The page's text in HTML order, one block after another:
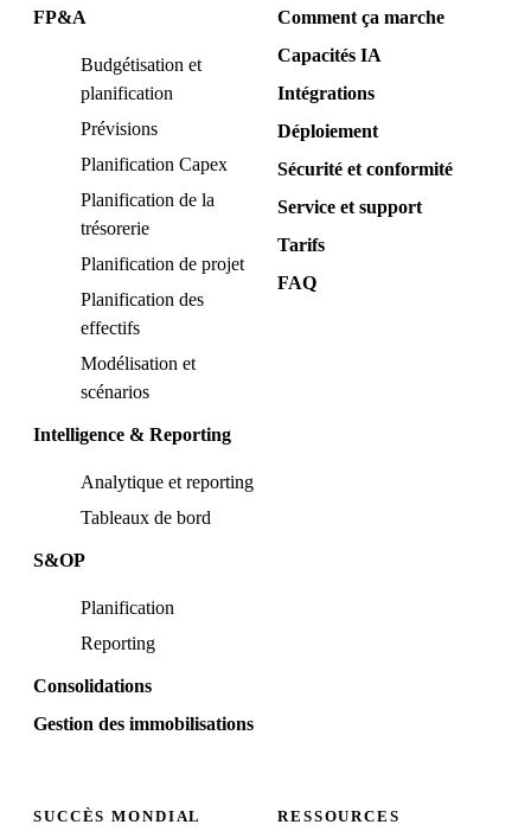
FP&A
Budgétisation et
planification
Prévisions
Planification Capex
Planification de la
trésorerie
Planification de projet
Planification des
effectifs
Modélisation et
scénarios
Intelligence & Reporting
Analytique et reporting
Tableaux de bord
S&OP
Planification
Reporting
Consolidations
Gestion des immobilisations
Comment ça marche
Capacités IA
Intégrations
Déploiement
Sécurité et conformité
Service et support
Tarifs
FAQ
SUCCÈS MONDIAL RESSOURCES